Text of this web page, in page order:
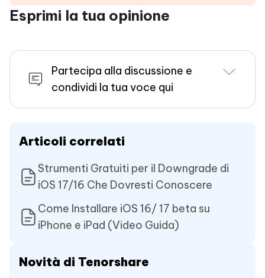
Esprimi la tua opinione
Partecipa alla discussione e
condividi la tua voce qui
Articoli correlati
Strumenti Gratuiti per il Downgrade di
iOS 17/16 Che Dovresti Conoscere
Come Installare iOS 16/ 17 beta su
iPhone e iPad (Video Guida)
Novità di Tenorshare